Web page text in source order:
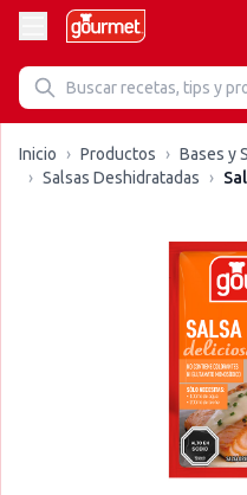
Inicio › Productos › Bases y
› Salsas Deshidratadas ›